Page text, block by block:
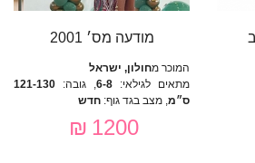
מודעה מס׳ 2001
המוכר מחולון, ישראל
מתאים לגילאי: 6-8, גובה: 121-130
ס״מ, מצב בגד גוף: חדש
1200 ₪